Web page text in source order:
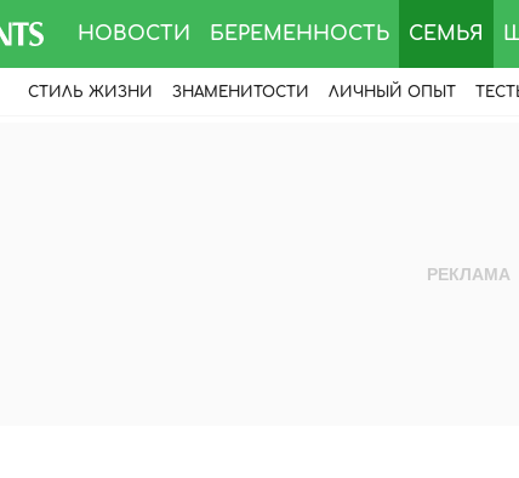
НОВОСТИ БЕРЕМЕННОСТЬ СЕМЬЯ
СТИЛЬ ЖИЗНИ ЗНАМЕНИТОСТИ ЛИЧНЫЙ ОПЫТ